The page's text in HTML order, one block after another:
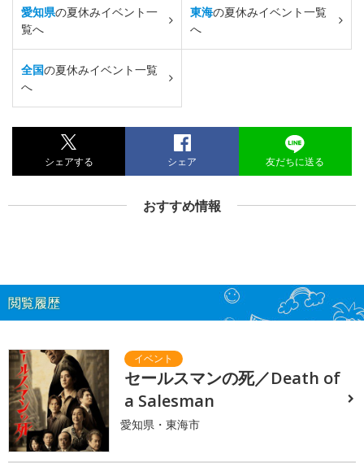
愛知県の夏休みイベント一
覧へ
東海の夏休みイベント一覧
へ
全国の夏休みイベント一覧
へ
シェアする シェア 友だちに送る
おすすめ情報
閲覧履歴
セールスマンの死／Death of
a Salesman
愛知県・東海市